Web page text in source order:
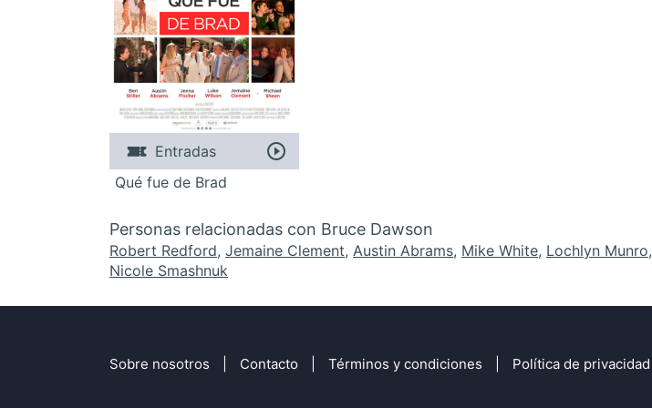
Entradas
Qué fue de Brad
Personas relacionadas con Bruce Dawson
Robert Redford, Jemaine Clement, Austin Abrams, Mike White, Lochlyn Munro,
Nicole Smashnuk
Sobre nosotros Contacto Términos y condiciones Política de privacidad